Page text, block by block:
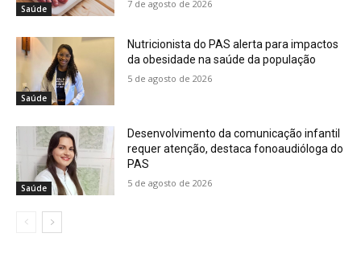
Saúde 7 de agosto de 2026
Saúde
Nutricionista do PAS alerta para impactos
da obesidade na saúde da população
5 de agosto de 2026
Saúde
Desenvolvimento da comunicação infantil
requer atenção, destaca fonoaudióloga do
PAS
5 de agosto de 2026